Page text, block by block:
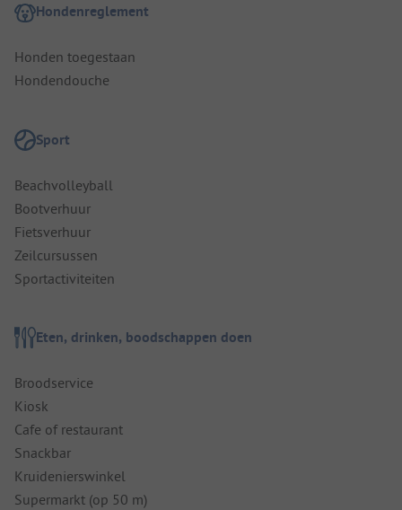
Hondenreglement
Honden toegestaan
Hondendouche
Sport
Beachvolleyball
Bootverhuur
Fietsverhuur
Zeilcursussen
Sportactiviteiten
Eten, drinken, boodschappen doen
Broodservice
Kiosk
Cafe of restaurant
Snackbar
Kruidenierswinkel
Supermarkt (op 50 m)